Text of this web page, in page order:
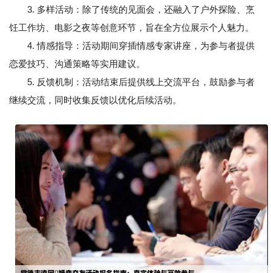
3. 多样活动：除了传统的见面会，还融入了户外探险、烹
饪工作坊、电影之夜等创意环节，旨在全方位展示个人魅力。
4. 情感指导：活动期间穿插情感专家讲座，为参与者提供
恋爱技巧、沟通策略等实用建议。
5. 反馈机制：活动结束后提供线上交流平台，鼓励参与者
继续交流，同时收集反馈以优化后续活动。